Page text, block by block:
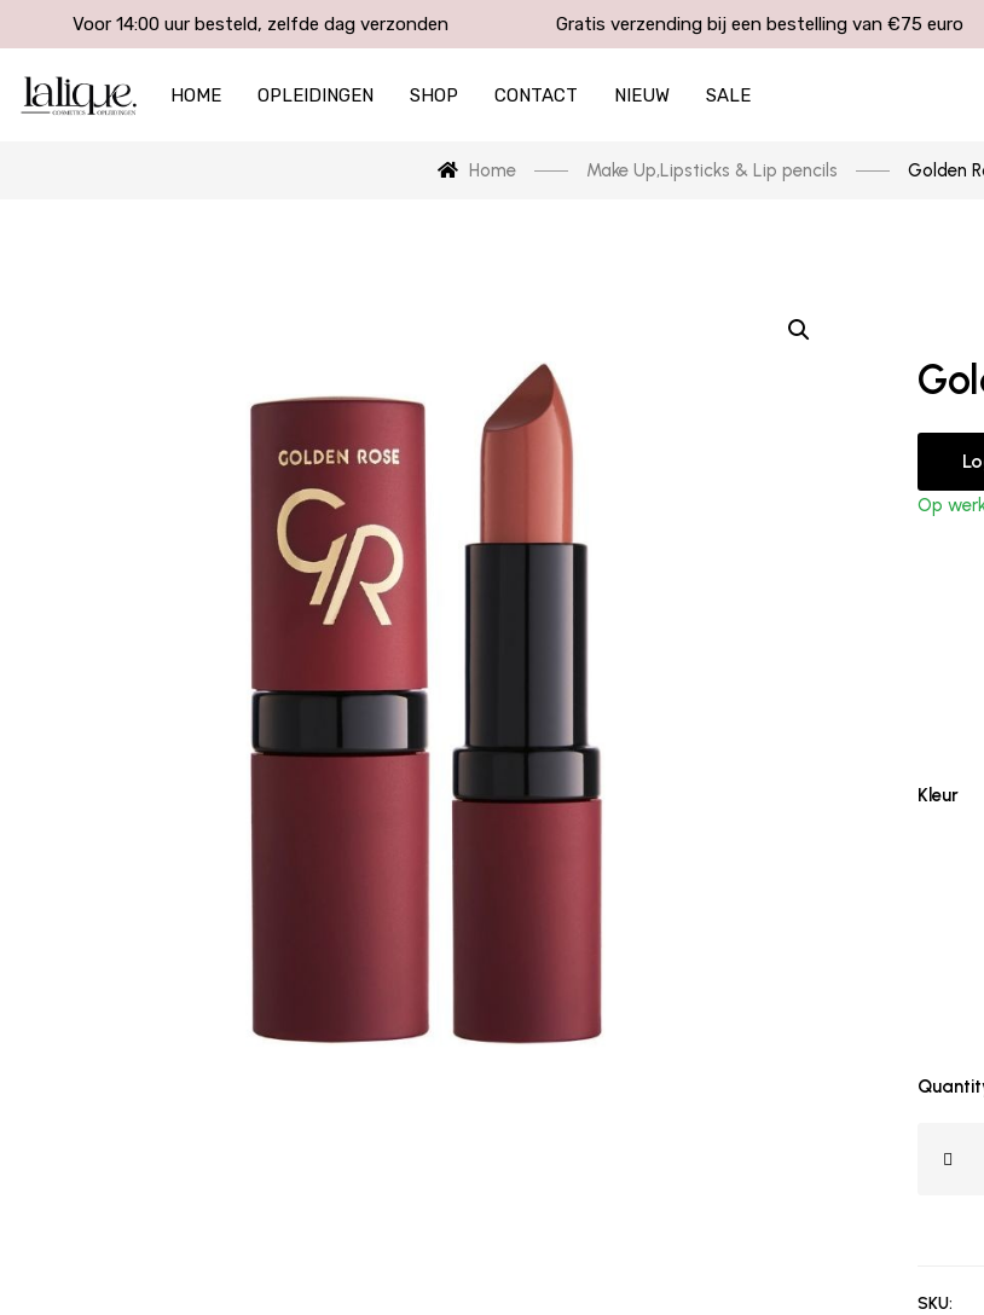
Voor 14:00 uur besteld, zelfde dag verzonden Gratis verzending bij een bestelling van €75 euro
HOME OPLEIDINGEN SHOP CONTACT NIEUW SALE
Home Make Up,Lipsticks & Lip pencils Golden
Op
Kleur
SKU: